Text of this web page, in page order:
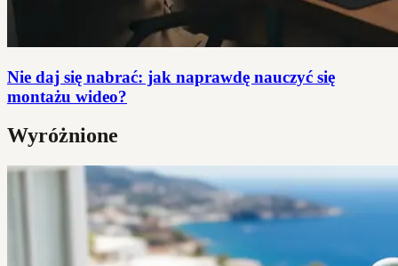
Nie daj się nabrać: jak naprawdę nauczyć się
montażu wideo?
Wyróżnione